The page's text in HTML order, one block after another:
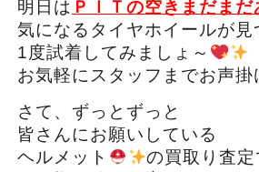
明日は ＰＩＴの空きまだまだ
気になるタイヤホイールが見
1度試着してみましょ～
お気軽にスタッフまでお声掛
さて、ずっとずっと
皆さんにお願いしている
ヘルメット
の買取り査